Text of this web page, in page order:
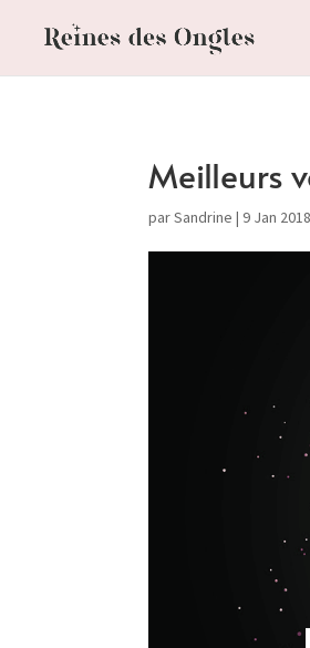
Meilleurs
parSandrine | 9 Jan 2018